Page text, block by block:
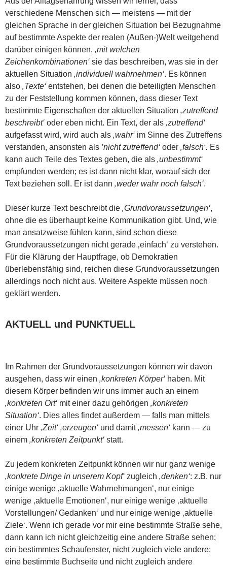
verschiedene Menschen sich — meistens — mit der
gleichen Sprache in der gleichen Situation bei Bezugnahme
auf bestimmte Aspekte der realen (Außen-)Welt weitgehend
darüber einigen können, ‚mit welchen
Zeichenkombinationen‘ sie das beschreiben, was sie in der
aktuellen Situation ‚individuell wahrnehmen‘. Es können
also ‚Texte‘ entstehen, bei denen die beteiligten Menschen
zu der Feststellung kommen können, dass dieser Text
bestimmte Eigenschaften der aktuellen Situation ‚zutreffend
beschreibt‘ oder eben nicht. Ein Text, der als ‚zutreffend‘
aufgefasst wird, wird auch als ‚wahr‘ im Sinne des Zutreffens
verstanden, ansonsten als ’nicht zutreffend‘ oder ‚falsch‘. Es
kann auch Teile des Textes geben, die als ‚unbestimmt‘
empfunden werden; es ist dann nicht klar, worauf sich der
Text beziehen soll. Er ist dann ‚weder wahr noch falsch‘.
Dieser kurze Text beschreibt die ‚Grundvoraussetzungen‘,
ohne die es überhaupt keine Kommunikation gibt. Und, wie
man ansatzweise fühlen kann, sind schon diese
Grundvoraussetzungen nicht gerade ‚einfach‘ zu verstehen.
Für die Klärung der Hauptfrage, ob Demokratien
überlebensfähig sind, reichen diese Grundvoraussetzungen
allerdings noch nicht aus. Weitere Aspekte müssen noch
geklärt werden.
AKTUELL und PUNKTUELL
Im Rahmen der Grundvoraussetzungen können wir davon
ausgehen, dass wir einen ‚konkreten Körper‘ haben. Mit
diesem Körper befinden wir uns immer auch an einem
‚konkreten Ort‘ mit einer dazu gehörigen ‚konkreten
Situation‘. Dies alles findet außerdem — falls man mittels
einer Uhr ‚Zeit‘ ‚erzeugen‘ und damit‚messen‘ kann — zu
einem ‚konkreten Zeitpunkt‘ statt.
Zu jedem konkreten Zeitpunkt können wir nur ganz wenige
‚konkrete Dinge in unserem Kopf‘ zugleich ‚denken‘: z.B. nur
einige wenige ‚aktuelle Wahrnehmungen‘, nur einige
wenige ‚aktuelle Emotionen‘, nur einige wenige ‚aktuelle
Vorstellungen/ Gedanken‘ und nur einige wenige ‚aktuelle
Ziele‘. Wenn ich gerade vor mir eine bestimmte Straße sehe,
dann kann ich nicht gleichzeitig eine andere Straße sehen;
ein bestimmtes Schaufenster, nicht zugleich viele andere;
eine bestimmte Buchseite und nicht zugleich andere